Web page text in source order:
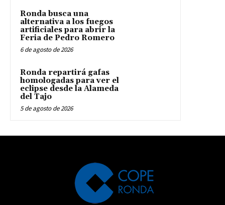
Ronda busca una
alternativa a los fuegos
artificiales para abrir la
Feria de Pedro Romero
6 de agosto de 2026
Ronda repartirá gafas
homologadas para ver el
eclipse desde la Alameda
del Tajo
5 de agosto de 2026